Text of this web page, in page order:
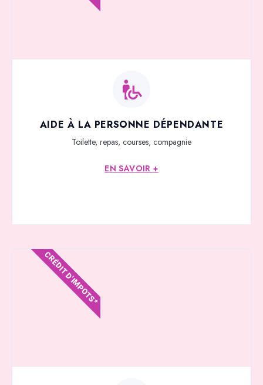
AIDE À LA PERSONNE DÉPENDANTE
Toilette, repas, courses, compagnie
EN SAVOIR +
CRÉDIT D'IMPOTS*